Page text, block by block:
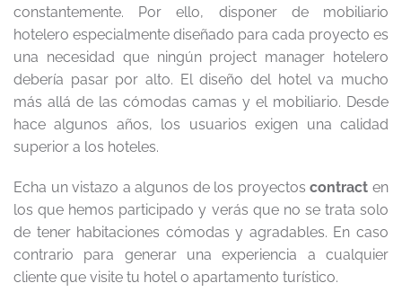
constantemente. Por ello, disponer de mobiliario
hotelero especialmente diseñado para cada proyecto es
una necesidad que ningún project manager hotelero
debería pasar por alto. El diseño del hotel va mucho
más allá de las cómodas camas y el mobiliario. Desde
hace algunos años, los usuarios exigen una calidad
superior a los hoteles.
Echa un vistazo a algunos de los proyectoscontract en
los que hemos participado y verás que no se trata solo
de tener habitaciones cómodas y agradables. En caso
contrario para generar una experiencia a cualquier
cliente que visite tu hotel o apartamento turístico.